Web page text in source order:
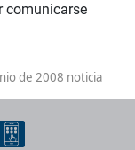
comunicarse
de 2008 noticia